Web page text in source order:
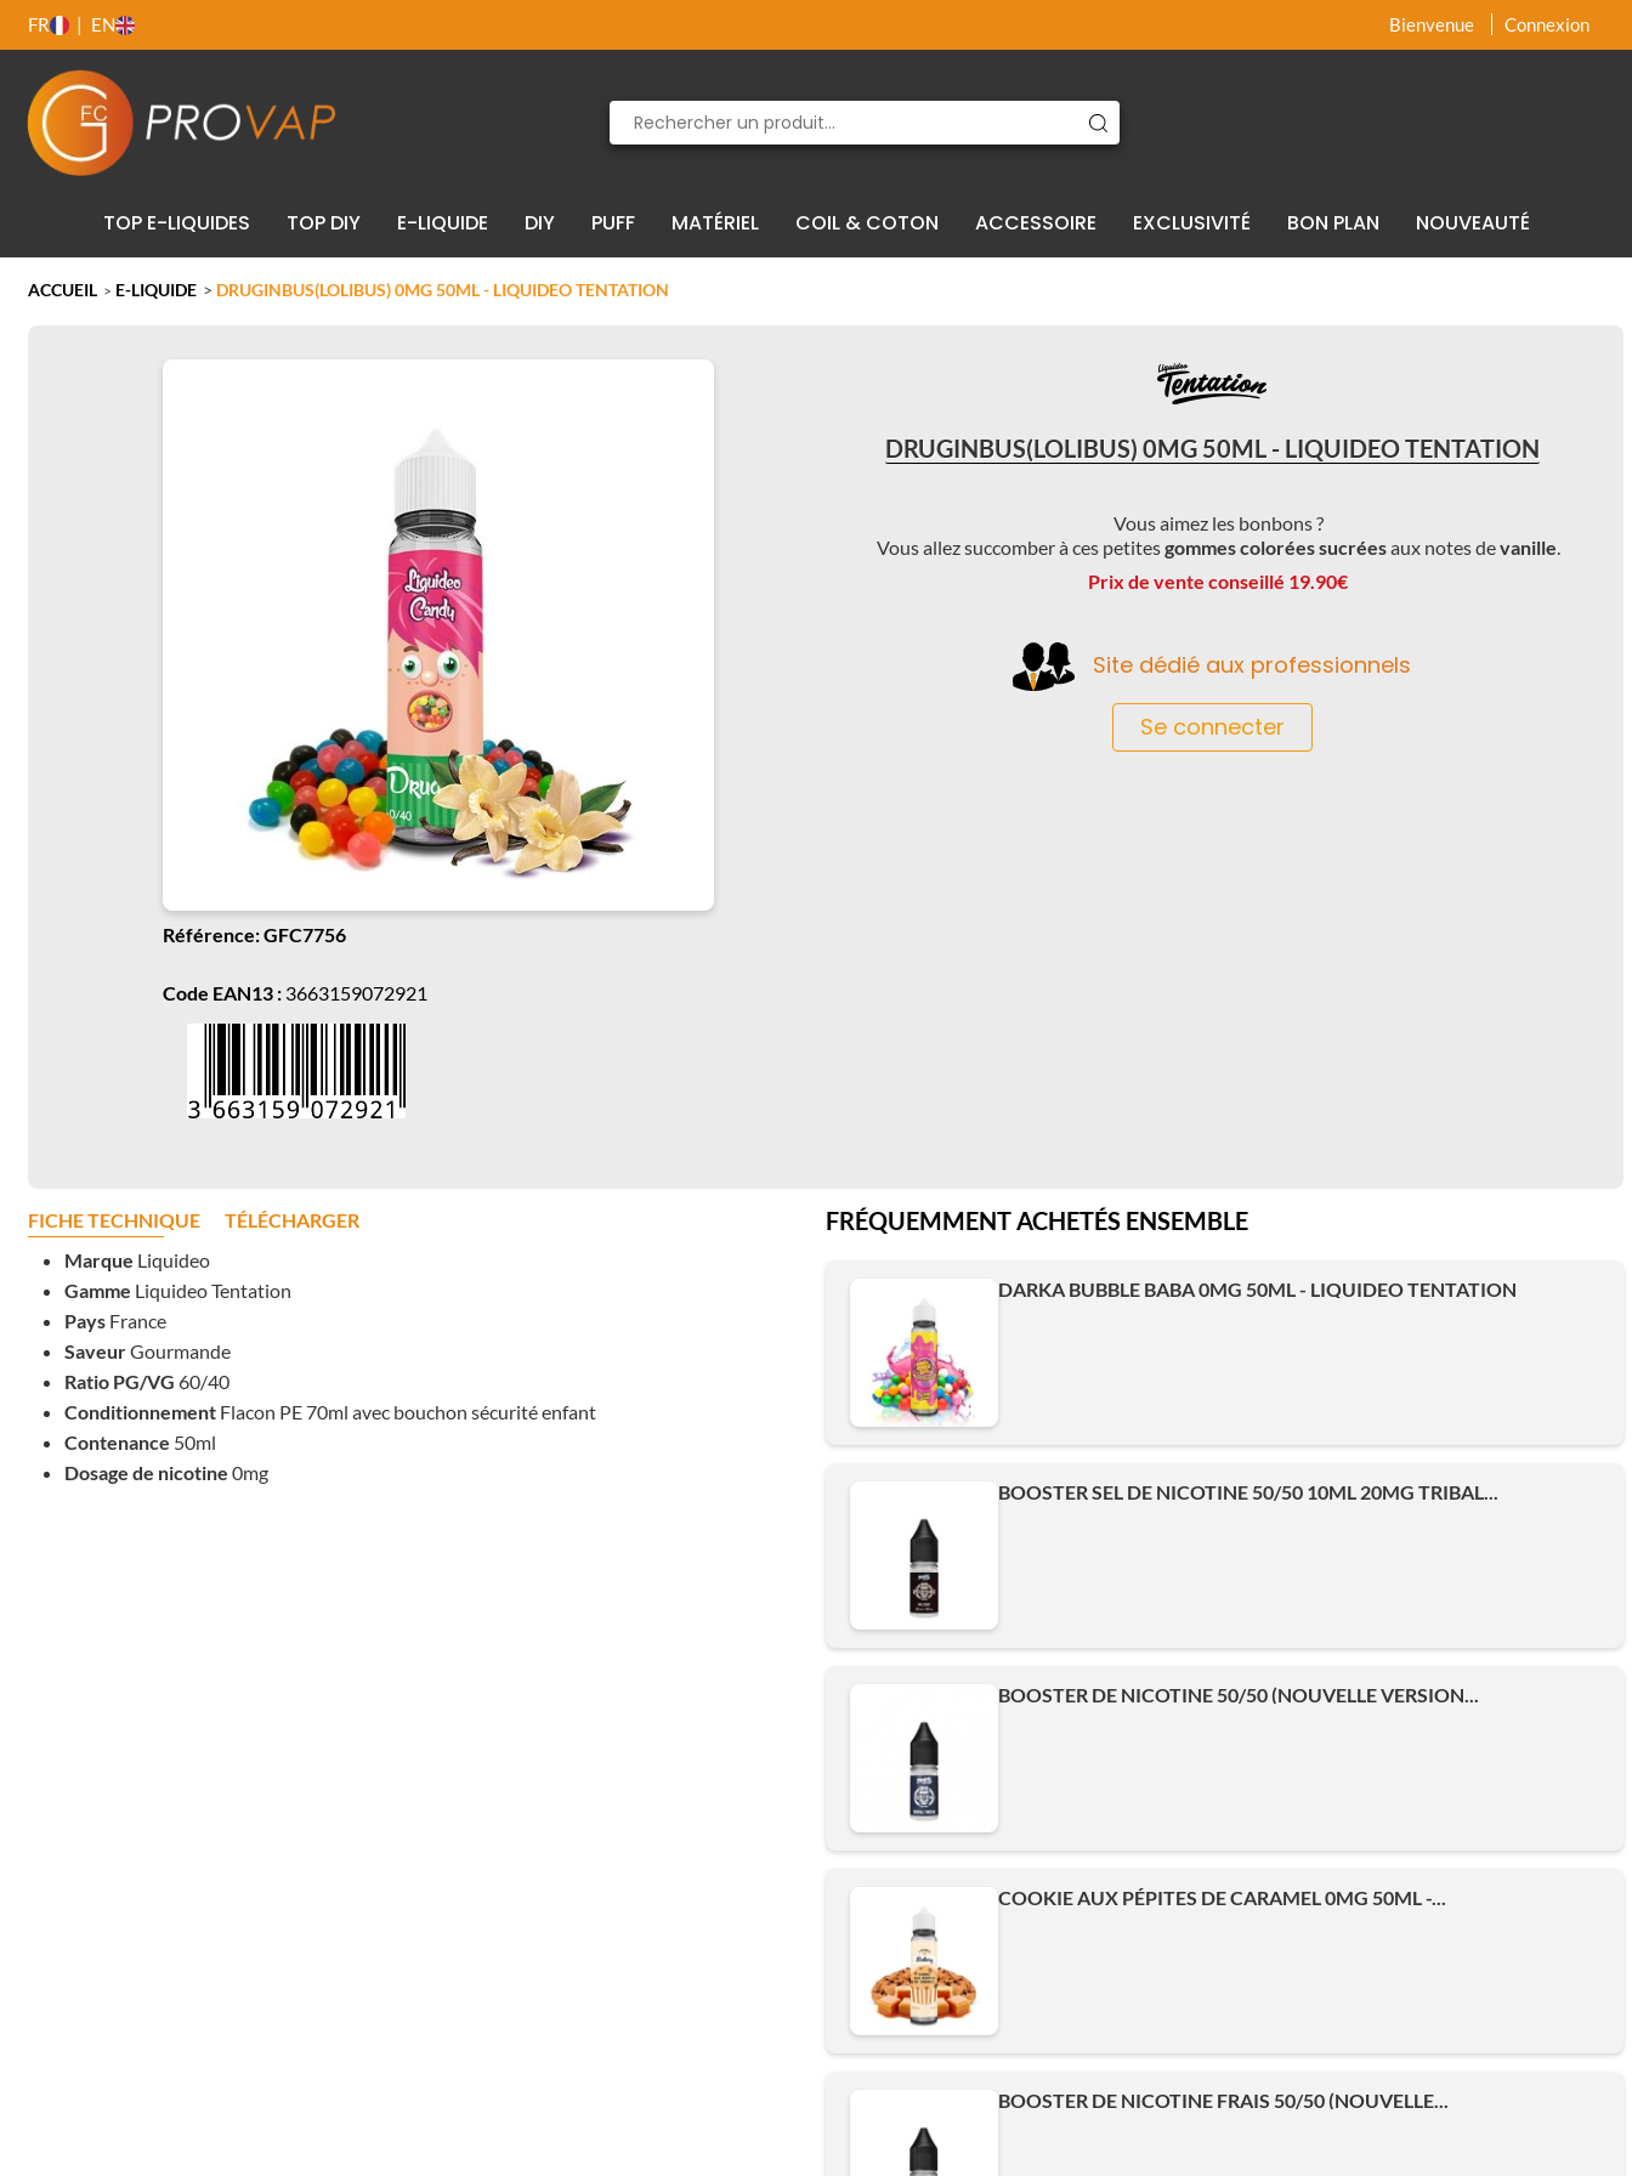
FR EN Bienvenue Connexion
TOP E-LIQUIDES TOP DIY E-LIQUIDE DIY PUFF MATÉRIEL COIL & COTON ACCESSOIRE EXCLUSIVITÉ BON PLAN NOUVEAUTÉ
ACCUEIL > E-LIQUIDE > DRUGINBUS(LOLIBUS) 0MG 50ML - LIQUIDEO TENTATION
Référence: GFC7756
Code EAN13 : 3663159072921
DRUGINBUS(LOLIBUS) 0MG 50ML - LIQUIDEO TENTATION
Vous aimez les bonbons ?
Vous allez succomber à ces petitesgommes colorées sucréesaux notes devanille.
Prix de vente conseillé 19.90€
Site dédié aux professionnels
Se connecter
FICHE TECHNIQUE
TÉLÉCHARGER
Marque Liquideo
Gamme Liquideo Tentation
PaysFrance
SaveurGourmande
Ratio PG/VG 60/40
Conditionnement Flacon PE 70ml avec bouchon sécurité enfant
Contenance 50ml
Dosage de nicotine 0mg
FRÉQUEMMENT ACHETÉS ENSEMBLE
DARKA BUBBLE BABA 0MG 50ML - LIQUIDEO TENTATION
BOOSTER SEL DE NICOTINE 50/50 10ML 20MG TRIBAL...
BOOSTER DE NICOTINE 50/50 (NOUVELLE VERSION...
COOKIE AUX PÉPITES DE CARAMEL 0MG 50ML -...
BOOSTER DE NICOTINE FRAIS 50/50 (NOUVELLE...
xx